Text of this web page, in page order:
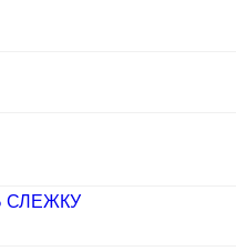
СЛЕЖКУ